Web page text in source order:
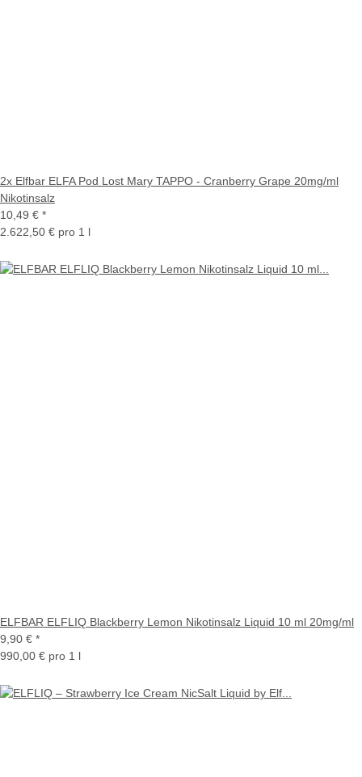
2x Elfbar ELFA Pod Lost Mary TAPPO - Cranberry Grape 20mg/ml
Nikotinsalz
10,49 € *
2.622,50 € pro 1 l
ELFBAR ELFLIQ Blackberry Lemon Nikotinsalz Liquid 10 ml 20mg/ml
9,90 € *
990,00 € pro 1 l